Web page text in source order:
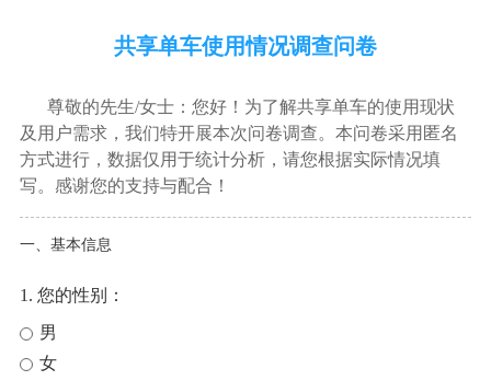
共享单车使用情况调查问卷
尊敬的先生/女士：您好！为了解共享单车的使用现状
及用户需求，我们特开展本次问卷调查。本问卷采用匿名
方式进行，数据仅用于统计分析，请您根据实际情况填
写。感谢您的支持与配合！
一、基本信息
1. 您的性别：
男
女